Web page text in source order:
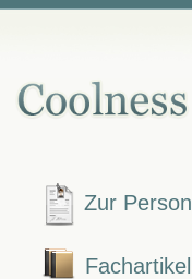
Zur Person
Fachartikel